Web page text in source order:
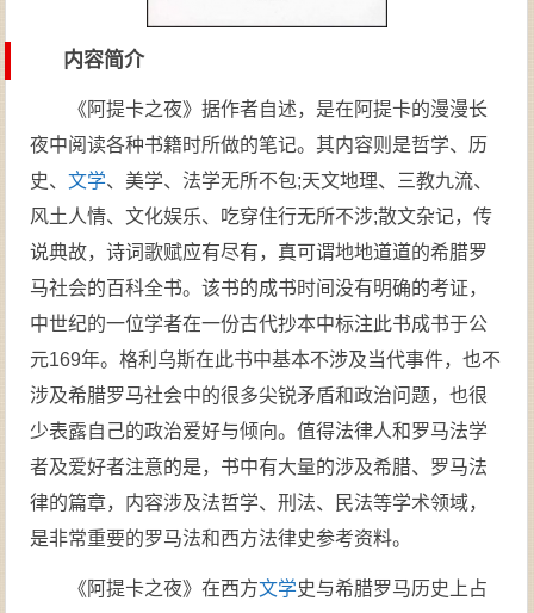
内容简介
《阿提卡之夜》据作者自述，是在阿提卡的漫漫长
夜中阅读各种书籍时所做的笔记。其内容则是哲学、历
史、文学、美学、法学无所不包;天文地理、三教九流、
风土人情、文化娱乐、吃穿住行无所不涉;散文杂记，传
说典故，诗词歌赋应有尽有，真可谓地地道道的希腊罗
马社会的百科全书。该书的成书时间没有明确的考证，
中世纪的一位学者在一份古代抄本中标注此书成书于公
元169年。格利乌斯在此书中基本不涉及当代事件，也不
涉及希腊罗马社会中的很多尖锐矛盾和政治问题，也很
少表露自己的政治爱好与倾向。值得法律人和罗马法学
者及爱好者注意的是，书中有大量的涉及希腊、罗马法
律的篇章，内容涉及法哲学、刑法、民法等学术领域，
是非常重要的罗马法和西方法律史参考资料。
《阿提卡之夜》在西方文学史与希腊罗马历史上占